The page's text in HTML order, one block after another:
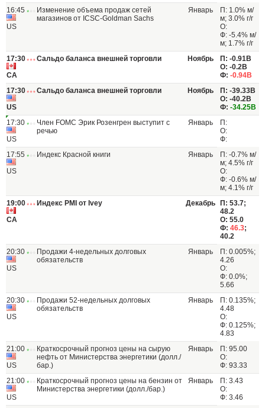
16:45
US
Изменение объема продаж сетей
магазинов от ICSC-Goldman Sachs
Январь
П: 1.0% м/
м; 3.0% г/г
О:
Ф: -5.4% м/
м; 1.7% г/г
17:30
CA
Сальдо баланса внешней торговли Ноябрь
П: -0.91B
О: -0.2B
Ф: -0.94B
17:30
US
Сальдо баланса внешней торговли Ноябрь
П: -39.33B
О: -40.2B
Ф: -34.25B
17:30
US
Член FOMC Эрик Розенгрен выступит с
речью
Январь
П:
О:
Ф:
17:55
US
Индекс Красной книги Январь
П: -0.7% м/
м; 4.5% г/г
О:
Ф: -0.6% м/
м; 4.1% г/г
19:00
CA
Индекс PMI от Ivey Декабрь
П: 53.7;
48.2
О: 55.0
Ф: 46.3;
40.2
20:30
US
Продажи 4-недельных долговых
обязательств
Январь
П: 0.005%;
4.26
О:
Ф: 0.0%;
5.66
20:30
US
Продажи 52-недельных долговых
обязательств
Январь
П: 0.135%;
4.48
О:
Ф: 0.125%;
4.83
21:00
US
Краткосрочный прогноз цены на сырую
нефть от Министерства энергетики (долл./
бар.)
Январь
П: 95.00
О:
Ф: 93.33
21:00
US
Краткосрочный прогноз цены на бензин от
Министерства энергетики (долл./бар.)
Январь
П: 3.43
О:
Ф: 3.46